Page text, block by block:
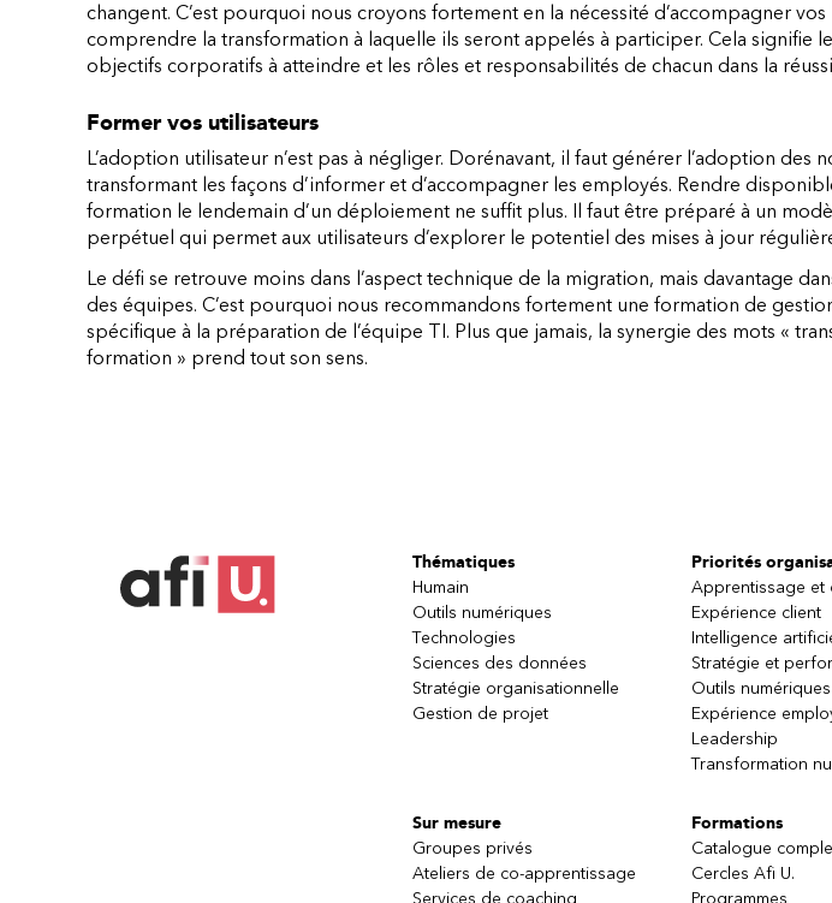
changent. C’est pourquoi nous croyons fortement en la nécessité d’accompagner
comprendre la transformation à laquelle ils seront appelés à participer. Cela signifie
objectifs corporatifs à atteindre et les rôles et responsabilités de chacun dans la
Former vos utilisateurs
L’adoption utilisateur n’est pas à négliger. Dorénavant, il faut générer l’adoption des
transformant les façons d’informer et d’accompagner les employés. Rendre
formation le lendemain d’un déploiement ne suffit plus. Il faut être préparé à un
perpétuel qui permet aux utilisateurs d’explorer le potentiel des mises à jour
Le défi se retrouve moins dans l’aspect technique de la migration, mais davantage
des équipes. C’est pourquoi nous recommandons fortement une formation de
spécifique à la préparation de l’équipe TI. Plus que jamais, la synergie des mots «
formation » prend tout son sens.
Thématiques
Humain
Outils numériques
Technologies
Sciences des données
Stratégie organisationnelle
Gestion de projet
Priorités
Apprentissage et
Expérience client
Intelligence
Stratégie et
Outils numériques
Expérience
Leadership
Transformation
Sur mesure
Groupes privés
Ateliers de co-apprentissage
Services de coaching
Formations
Catalogue
Cercles Afi U.
Programmes